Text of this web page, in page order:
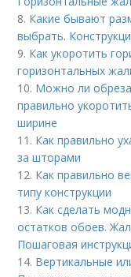
8. Какие бывают
выбрать.
9. Как укоротить
горизонтальных
10. Можно ли
правильно
ширине
11. Как правильно
за шторами
12. Как правильно
типу конструкции
13. Как сделать
остатков обоев.
Пошаговая
14. Вертикальные